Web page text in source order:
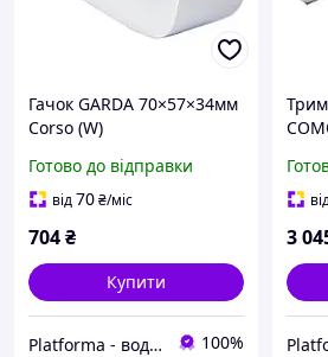
Гачок GARDA 70×57×34мм
Corso (W)
Готово до відправки
від70₴/міс
704₴
Купити
Platforma - водопостачання, опалення та каналізація - обладнання та комплектуючі 100%
3